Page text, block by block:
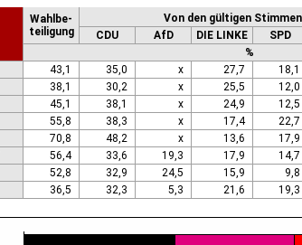
Wahlbe-
teiligung
Von den gültigen Stimmen
CDU
AfD DIE LINKE SPD
%
43,1 35,0 x 27,7 18,1
38,1 30,2 x 25,5 12,0
45,1 38,1 x 24,9 12,5
55,8 38,3 x 17,4 22,7
70,8 48,2 x 13,6 17,9
56,4 33,6 19,3 17,9 14,7
52,8 32,9 24,5 15,9 9,8
36,5 32,3 5,3 21,6 19,3